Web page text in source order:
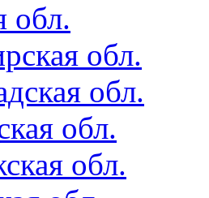
обл.
обл.
обл.
обл.
обл.